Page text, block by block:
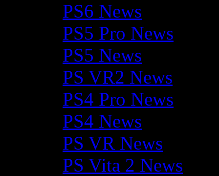
PS6 News
PS5 Pro News
PS5 News
PS VR2 News
PS4 Pro News
PS4 News
PS VR News
PS Vita 2 News